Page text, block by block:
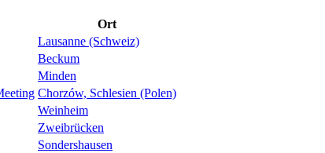
Ort
Lausanne (Schweiz)
Beckum
Minden
Chorzów, Schlesien (Polen)
Weinheim
Zweibrücken
Sondershausen